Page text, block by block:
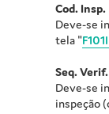
Cod. Insp.
Deve-se
tela "
Seq. Verif.
Deve-se
inspeção